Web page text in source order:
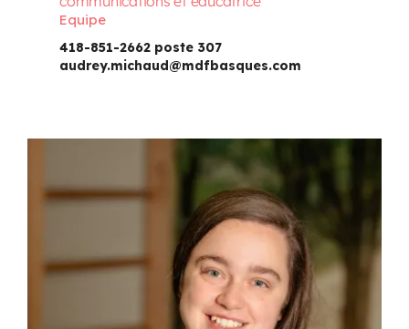
Equipe
418-851-2662 poste 307
audrey.michaud@mdfbasques.com